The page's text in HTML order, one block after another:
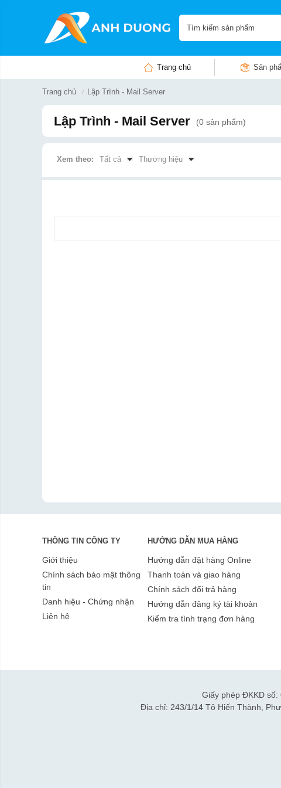
Trang chủ Sản
Trang chủ Lập Trình - Mail Server
Lập Trình - Mail Server (0 sản phẩm)
Xem theo: Tất cả Thương hiệu
THÔNG TIN CÔNG TY
Giới thiệu
Chính sách bảo mật thông
tin
Danh hiệu - Chứng nhận
Liên hệ
HƯỚNG DẪN MUA HÀNG
Hướng dẫn đặt hàng Online
Thanh toán và giao hàng
Chính sách đổi trả hàng
Hướng dẫn đăng ký tài khoản
Kiểm tra tình trạng đơn hàng
Giấy phép ĐKKD
Địa chỉ: 243/1/14 Tô Hiến Thành,